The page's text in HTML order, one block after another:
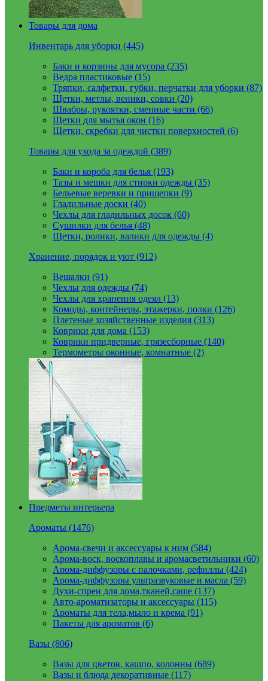
Товары для дома
Инвентарь для уборки (445)
Баки и корзины для мусора (235)
Ведра пластиковые (15)
Тряпки, салфетки, губки, перчатки для уборки (87)
Щетки, метлы, веники, совки (20)
Швабры, рукоятки, сменные части (66)
Щетки для мытья окон (16)
Щетки, скребки для чистки поверхностей (6)
Товары для ухода за одеждой (389)
Баки и короба для белья (193)
Тазы и мешки для стирки одежды (35)
Бельевые веревки и прищепки (9)
Гладильные доски (40)
Чехлы для гладильных досок (60)
Сушилки для белья (48)
Щетки, ролики, валики для одежды (4)
Хранение, порядок и уют (912)
Вешалки (91)
Чехлы для одежды (74)
Чехлы для хранения одеял (13)
Комоды, контейнеры, этажерки, полки (126)
Плетеные хозяйственные изделия (313)
Коврики для дома (153)
Коврики придверные, грязесборные (140)
Термометры оконные, комнатные (2)
Предметы интерьера
Ароматы (1476)
Арома-свечи и аксессуары к ним (584)
Арома-воск, воскоплавы и аромасветильники (60)
Арома-диффузоры с палочками, рефиллы (424)
Арома-диффузоры ультразвуковые и масла (59)
Духи-спреи для дома,тканей,саше (137)
Авто-ароматизаторы и аксессуары (115)
Ароматы для тела,мыло и крема (91)
Пакеты для ароматов (6)
Вазы (806)
Вазы для цветов, кашпо, колонны (689)
Вазы и блюда декоративные (117)